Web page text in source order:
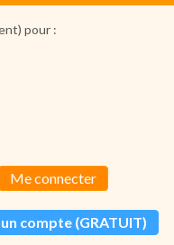
pour :
Me connecter
compte (GRATUIT)